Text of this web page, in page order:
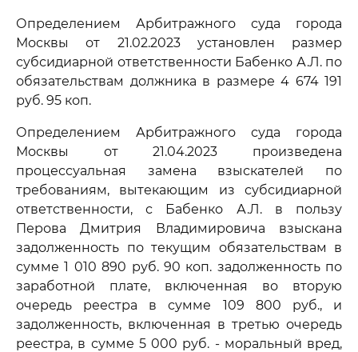
Определением Арбитражного суда города
Москвы от 21.02.2023 установлен размер
субсидиарной ответственности Бабенко А.Л. по
обязательствам должника в размере 4 674 191
руб. 95 коп.
Определением Арбитражного суда города
Москвы от 21.04.2023 произведена
процессуальная замена взыскателей по
требованиям, вытекающим из субсидиарной
ответственности, с Бабенко А.Л. в пользу
Перова Дмитрия Владимировича взыскана
задолженность по текущим обязательствам в
сумме 1 010 890 руб. 90 коп. задолженность по
заработной плате, включенная во вторую
очередь реестра в сумме 109 800 руб., и
задолженность, включенная в третью очередь
реестра, в сумме 5 000 руб. - моральный вред,